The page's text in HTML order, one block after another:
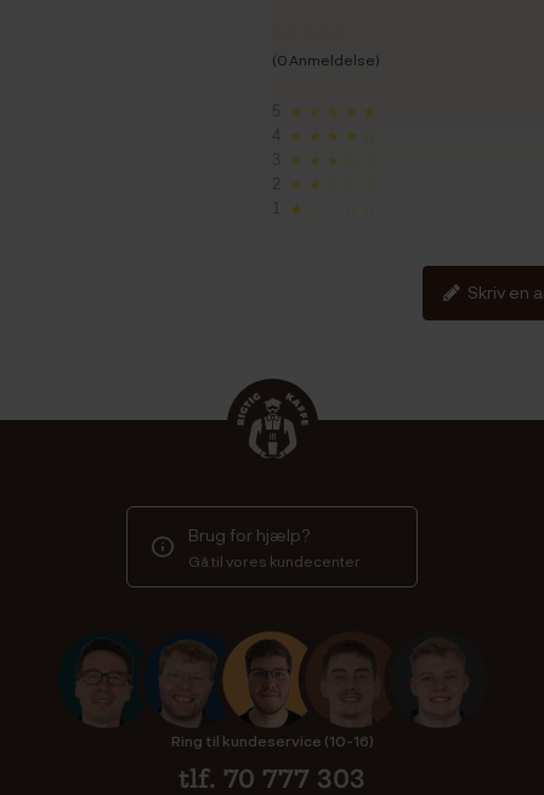
(0 Anmeldelse)
5 ★★★★★
★★★★☆
3 ★★★☆☆
2 ★★☆☆☆
★☆☆☆☆
Skriv en
Brug for hjælp?
Gå til vores kundecenter
Ring til kundeservice (10-16)
tlf. 70 777 303